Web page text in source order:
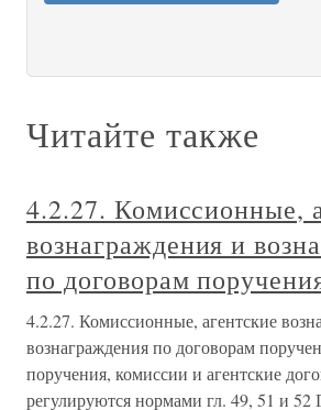
Читайте также
4.2.27. Комиссионные,
вознаграждения и
по договорам
4.2.27. Комиссионные, агентские
вознаграждения по договорам
поручения, комиссии и агентские
регулируются нормами гл. 49, 51 и 52